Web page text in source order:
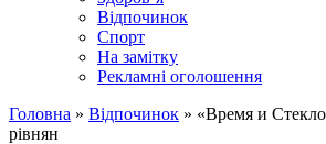
Відпочинок
Спорт
На замітку
Рекламні оголошення
Головна » Відпочинок » «Время и
рівнян